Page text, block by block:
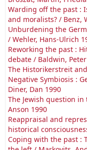
Warding off the past :
and moralists? / Benz,
Unburdening the
/ Wehler, Hans-Ulrich
Reworking the past :
debate / Baldwin,
The Historikerstreit
Negative Symbiosis :
Diner, Dan 1990
The Jewish question
Anson 1990
Reappraisal and
historical
Coping with the past :